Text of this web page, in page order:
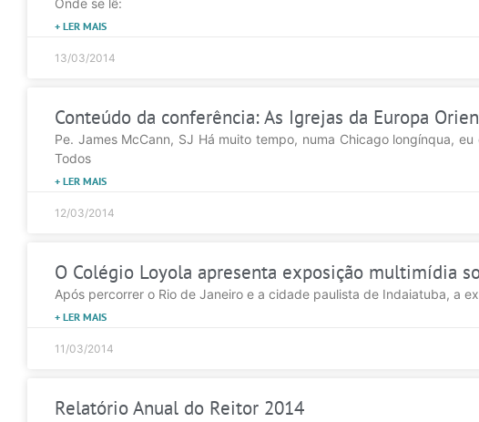
Onde se lê:
+ LER MAIS
13/03/2014
Conteúdo da conferência: As Igrejas da Europa
Pe. James McCann, SJ Há muito tempo, numa Chicago longínqua,
Todos
+ LER MAIS
12/03/2014
O Colégio Loyola apresenta exposição multimídia
Após percorrer o Rio de Janeiro e a cidade paulista de Indaiatuba, a
+ LER MAIS
11/03/2014
Relatório Anual do Reitor 2014